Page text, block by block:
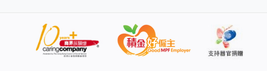
要解開安全帶又要甚麼。」市民：「（政府表示要宣傳教
育）要人遵從沒有辦法，我們老人家根本跟不上。（足夠
嗎？）我可以的，別人就不知道了。」 在立法會保安事務